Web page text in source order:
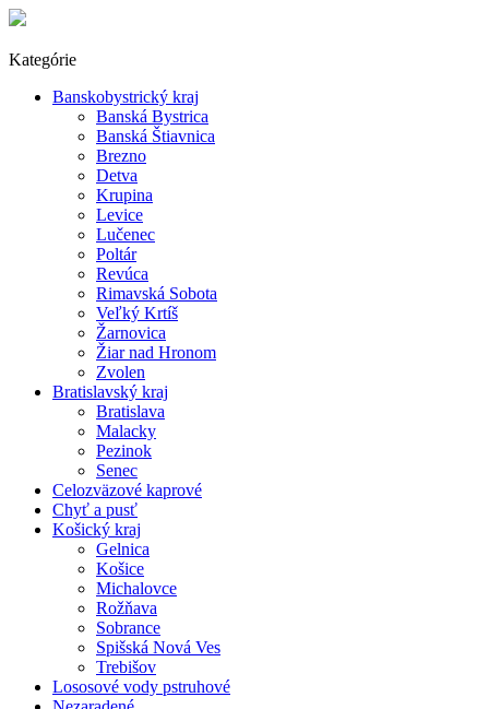
Kategórie
Banskobystrický kraj
Banská Bystrica
Banská Štiavnica
Brezno
Detva
Krupina
Levice
Lučenec
Poltár
Revúca
Rimavská Sobota
Veľký Krtíš
Žarnovica
Žiar nad Hronom
Zvolen
Bratislavský kraj
Bratislava
Malacky
Pezinok
Senec
Celozväzové kaprové
Chyť a pusť
Košický kraj
Gelnica
Košice
Michalovce
Rožňava
Sobrance
Spišská Nová Ves
Trebišov
Lososové vody pstruhové